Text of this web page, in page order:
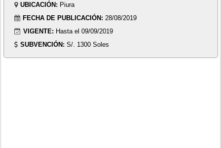
UBICACIÓN: Piura
FECHA DE PUBLICACIÓN: 28/08/2019
VIGENTE: Hasta el 09/09/2019
SUBVENCIÓN: S/. 1300 Soles